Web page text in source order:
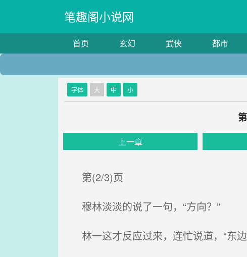
笔趣阁小说网
首页 玄幻 武侠 都市
字体 大 中 小
上一章
第(2/3)页
穆林淡淡的说了一句，“方向？”
林一这才反应过来，连忙说道，“东